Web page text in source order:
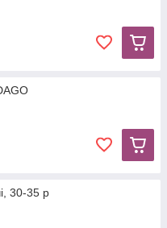
30-35 р